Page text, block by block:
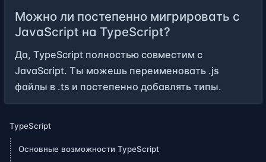
Можно ли постепенно мигрировать с
JavaScript на TypeScript?
Да, TypeScript полностью совместим с
JavaScript. Ты можешь переименовать .js
файлы в .ts и постепенно добавлять типы.
TypeScript
Основные возможности TypeScript